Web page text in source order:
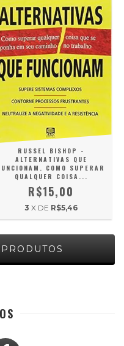
RUSSEL BISHOP -
ALTERNATIVAS QUE
COMO SUPERAR
QUALQUER COISA...
R$15,00
3 X DE R$5,46